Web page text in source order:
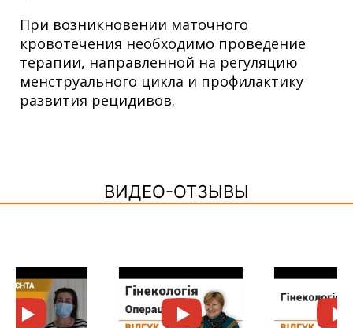
При возникновении маточного
кровотечения необходимо проведение
терапии, направленной на регуляцию
менструального цикла и профилактику
развития рецидивов.
ВИДЕО-ОТЗЫВЫ